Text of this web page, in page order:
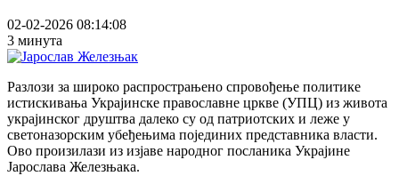
02-02-2026 08:14:08
3 минута
Разлози за широко распрострањено спровођење политике
истискивања Украјинске православне цркве (УПЦ) из живота
украјинског друштва далеко су од патриотских и леже у
светоназорским убеђењима појединих представника власти.
Ово произилази из изјаве народног посланика Украјине
Јарослава Железњака.